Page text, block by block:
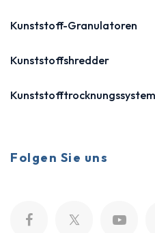
Kunststoff-Granulatoren
Kunststoffshredder
Folgen Sie uns